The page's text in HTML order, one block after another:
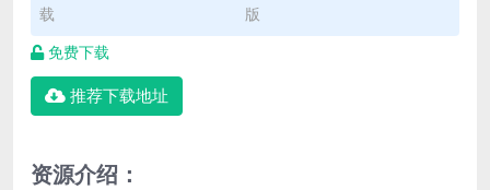
载
版
免费下载
推荐下载地址
资源介绍：